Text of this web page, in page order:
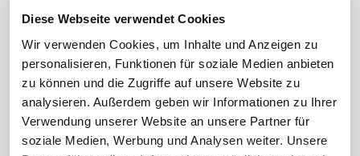
Diese Webseite verwendet Cookies
Wir verwenden Cookies, um Inhalte und Anzeigen zu
personalisieren, Funktionen für soziale Medien anbieten
zu können und die Zugriffe auf unsere Website zu
analysieren. Außerdem geben wir Informationen zu Ihrer
Verwendung unserer Website an unsere Partner für
soziale Medien, Werbung und Analysen weiter. Unsere
Service
Newsletter
ifb-medien
Bahn Sondertarif
meinifb
Themen
Betriebsrat gründen
BEM
BR-Wahl